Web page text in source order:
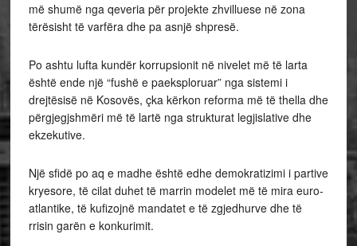
më shumë nga qeveria për projekte zhvilluese në zona
tërësisht të varfëra dhe pa asnjë shpresë.
Po ashtu lufta kundër korrupsionit në nivelet më të larta
është ende një “fushë e paeksploruar” nga sistemi i
drejtësisë në Kosovës, çka kërkon reforma më të thella dhe
përgjegjshmëri më të lartë nga strukturat legjislative dhe
ekzekutive.
Një sfidë po aq e madhe është edhe demokratizimi i partive
kryesore, të cilat duhet të marrin modelet më të mira euro-
atlantike, të kufizojnë mandatet e të zgjedhurve dhe të
rrisin garën e konkurimit.